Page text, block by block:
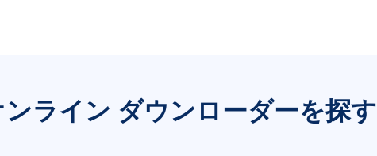
ライン ダウンローダーを探す